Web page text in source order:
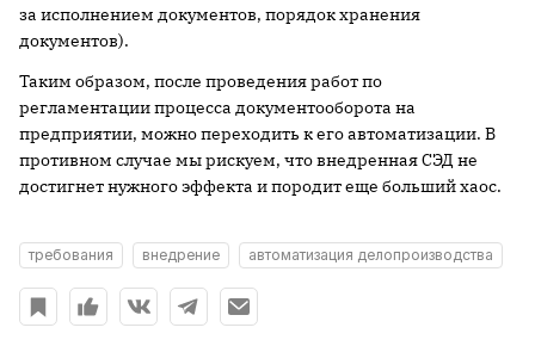
за исполнением документов, порядок хранения
документов).
Таким образом, после проведения работ по
регламентации процесса документооборота на
предприятии, можно переходить к его автоматизации. В
противном случае мы рискуем, что внедренная СЭД не
достигнет нужного эффекта и породит еще больший хаос.
требования внедрение автоматизация делопроизводства